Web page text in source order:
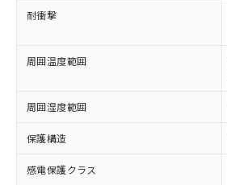
耐衝撃
周囲温度範囲
周囲湿度範囲
保護構造
感電保護クラス
(税抜)を提供させていた
当社制御機器事業取扱
本サービスの対象外と
ことをご了承ください。
在庫状況および標準価
記載している更新日時
タに基づき作成されるも
覧された時点での実際
準価格とは異なる場合が
非該当品：ライセンス料など
害物質有無と関係のない商品
仕入先様の事情により、非含
いたものが、含有品と判明し
むを得ず変更することがあり
*EU RoHS指令（10物質）：
鉛(Pb) 1000ppm以下、 水銀(Hg)
六価クロム(Cr(Ⅵ)) 1000ppm以下、ポ
「○」：最大均質材料含有率
基準値以下であることを示し
「×」：最大均質材料含有率
基準値を超えていることを示
「－」：未確認です。当社販
い合わせください。
*中国RoHS10物質の基準値 (GB/
ム) : 100ppm、
当社は、これら貴社製品
為替および外国貿易法
（以下｢規制貨物等」と
または国外への提供する
国政府の輸出許可(また
可)を取得するなどの必要